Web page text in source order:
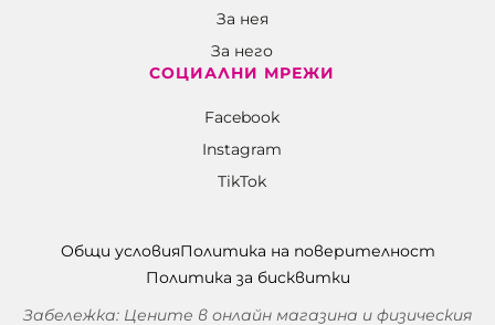
За нея
За него
СОЦИАЛНИ МРЕЖИ
Facebook
Instagram
TikTok
Общи условияПолитика на поверителност
Политика за бисквитки
Забележка: Цените в онлайн магазина и физическия